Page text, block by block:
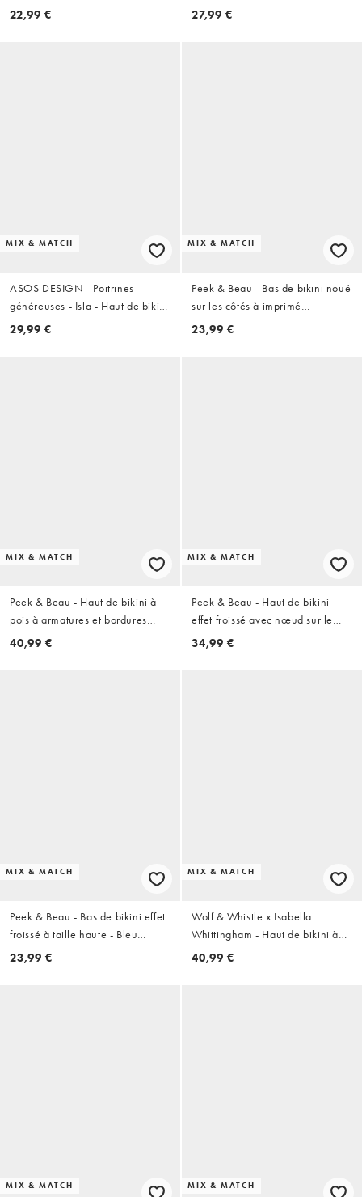
bikini triangle à bonnets
22,99 €
bikini froncé à armatures et
27,99 €
MIX & MATCH
ASOS DESIGN - Poitrines
généreuses - Isla - Haut de bikini
triangle à œillets - Bordeaux
29,99 €
MIX & MATCH
Peek & Beau - Bas de bikini noué
sur les côtés à imprimé
coquillages - Bleu
23,99 €
MIX & MATCH
Peek & Beau - Haut de bikini à
pois à armatures et bordures
contrastantes - Noir et blanc
40,99 €
MIX & MATCH
Peek & Beau - Haut de bikini
effet froissé avec nœud sur le
devant - Sarcelle
34,99 €
MIX & MATCH
Peek & Beau - Bas de bikini effet
froissé à taille haute - Bleu
sarcelle
23,99 €
MIX & MATCH
Wolf & Whistle x Isabella
Whittingham - Haut de bikini à
armatures et bords contrastants -
40,99 €
MIX & MATCH MIX & MATCH